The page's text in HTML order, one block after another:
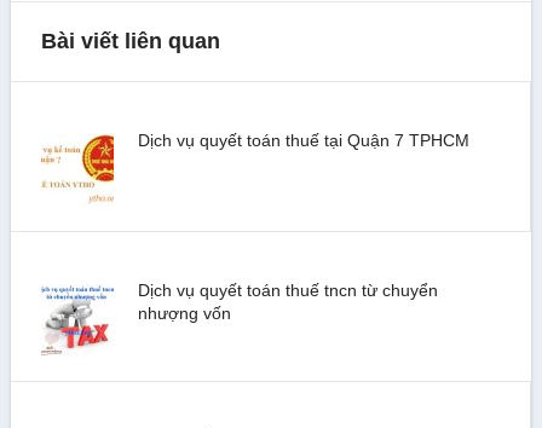
Bài viết liên quan
Dịch vụ quyết toán thuế tại Quận 7 TPHCM
Dịch vụ quyết toán thuế tncn từ chuyển
nhượng vốn